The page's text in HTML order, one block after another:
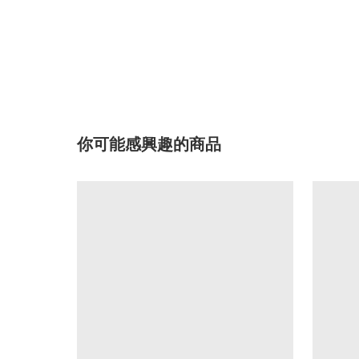
你可能感興趣的商品